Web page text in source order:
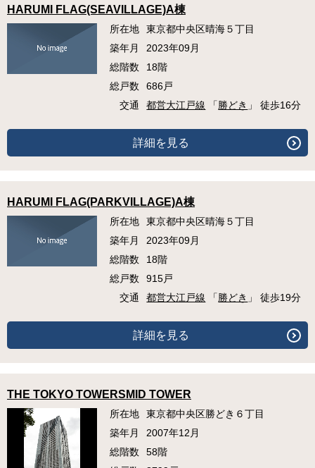
HARUMI FLAG(SEAVILLAGE)A棟
所在地
東京都中央区晴海５丁目
築年月
2023年09月
総階数
18階
総戸数
686戸
交通
都営大江戸線 「 勝どき 」 徒歩16分
詳細を見る
HARUMI FLAG(PARKVILLAGE)A棟
所在地
東京都中央区晴海５丁目
築年月
2023年09月
総階数
18階
総戸数
915戸
交通
都営大江戸線 「 勝どき 」 徒歩19分
詳細を見る
THE TOKYO TOWERSMID TOWER
所在地
東京都中央区勝どき６丁目
築年月
2007年12月
総階数
58階